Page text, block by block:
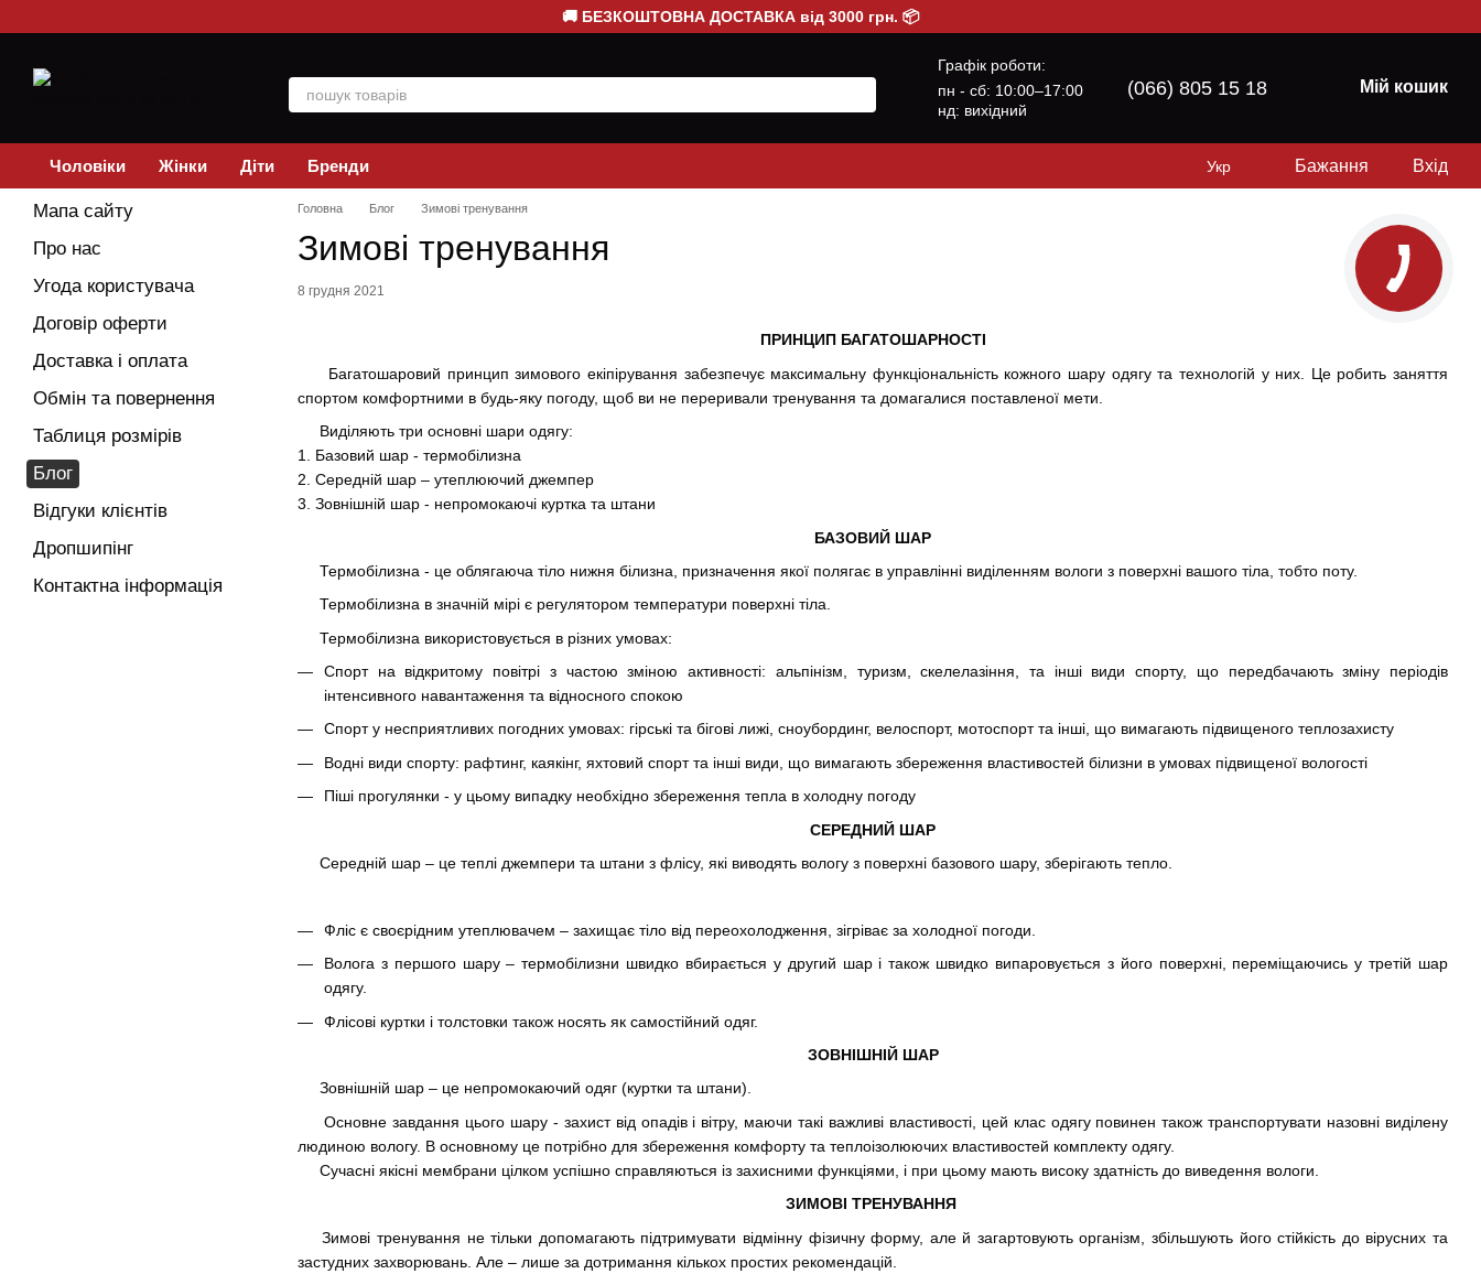
🚚 БЕЗКОШТОВНА ДОСТАВКА від 3000 грн. 📦
Графік роботи:
пн - сб: 10:00–17:00
нд: вихідний
(066) 805 15 18 Мій кошик
Чоловіки Жінки Діти Бренди Укр Бажання Вхід
Головна Блог Зимові тренування
Зимові тренування
8 грудня 2021
ПРИНЦИП БАГАТОШАРНОСТІ
Багатошаровий принцип зимового екіпірування забезпечує максимальну функціональність кожного шару одягу та технологій у них. Це робить заняття
спортом комфортними в будь-яку погоду, щоб ви не переривали тренування та домагалися поставленої мети.
Виділяють три основні шари одягу:
1. Базовий шар - термобілизна
2. Середній шар – утеплюючий джемпер
3. Зовнішній шар - непромокаючі куртка та штани
БАЗОВИЙ ШАР
Термобілизна - це облягаюча тіло нижня білизна, призначення якої полягає в управлінні виділенням вологи з поверхні вашого тіла, тобто поту.
Термобілизна в значній мірі є регулятором температури поверхні тіла.
Термобілизна використовується в різних умовах:
Спорт на відкритому повітрі з частою зміною активності: альпінізм, туризм, скелелазіння, та інші види спорту, що передбачають зміну періодів
інтенсивного навантаження та відносного спокою
Спорт у несприятливих погодних умовах: гірські та бігові лижі, сноубординг, велоспорт, мотоспорт та інші, що вимагають підвищеного теплозахисту
Водні види спорту: рафтинг, каякінг, яхтовий спорт та інші види, що вимагають збереження властивостей білизни в умовах підвищеної вологості
Піші прогулянки - у цьому випадку необхідно збереження тепла в холодну погоду
СЕРЕДНИЙ ШАР
Середній шар – це теплі джемпери та штани з флісу, які виводять вологу з поверхні базового шару, зберігають тепло.
Фліс є своєрідним утеплювачем – захищає тіло від переохолодження, зігріває за холодної погоди.
Волога з першого шару – термобілизни швидко вбирається у другий шар і також швидко випаровується з його поверхні, переміщаючись у третій шар
одягу.
Флісові куртки і толстовки також носять як самостійний одяг.
ЗОВНІШНІЙ ШАР
Зовнішній шар – це непромокаючий одяг (куртки та штани).
Основне завдання цього шару - захист від опадів і вітру, маючи такі важливі властивості, цей клас одягу повинен також транспортувати назовні виділену
людиною вологу. В основному це потрібно для збереження комфорту та теплоізолюючих властивостей комплекту одягу.
Сучасні якісні мембрани цілком успішно справляються із захисними функціями, і при цьому мають високу здатність до виведення вологи.
ЗИМОВІ ТРЕНУВАННЯ
Зимові тренування не тільки допомагають підтримувати відмінну фізичну форму, але й загартовують організм, збільшують його стійкість до вірусних та
застудних захворювань. Але – лише за дотримання кількох простих рекомендацій.
Мапа сайту
Про нас
Угода користувача
Договір оферти
Доставка і оплата
Обмін та повернення
Таблиця розмірів
Блог
Відгуки клієнтів
Дропшипінг
Контактна інформація